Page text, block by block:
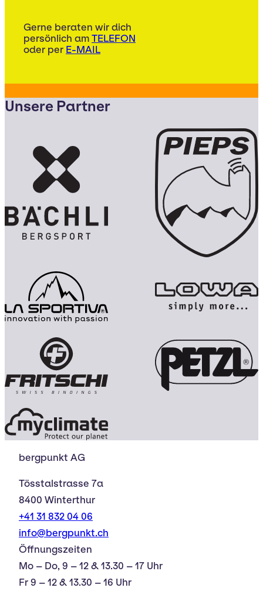
Gerne beraten wir dich
persönlich am TELEFON
oder per E-MAIL
Unsere Partner
bergpunkt AG
Tösstalstrasse 7a
8400 Winterthur
+41 31 832 04 06
info@bergpunkt.ch
Öffnungszeiten
Mo – Do, 9 – 12 & 13.30 – 17 Uhr
Fr 9 – 12 & 13.30 – 16 Uhr